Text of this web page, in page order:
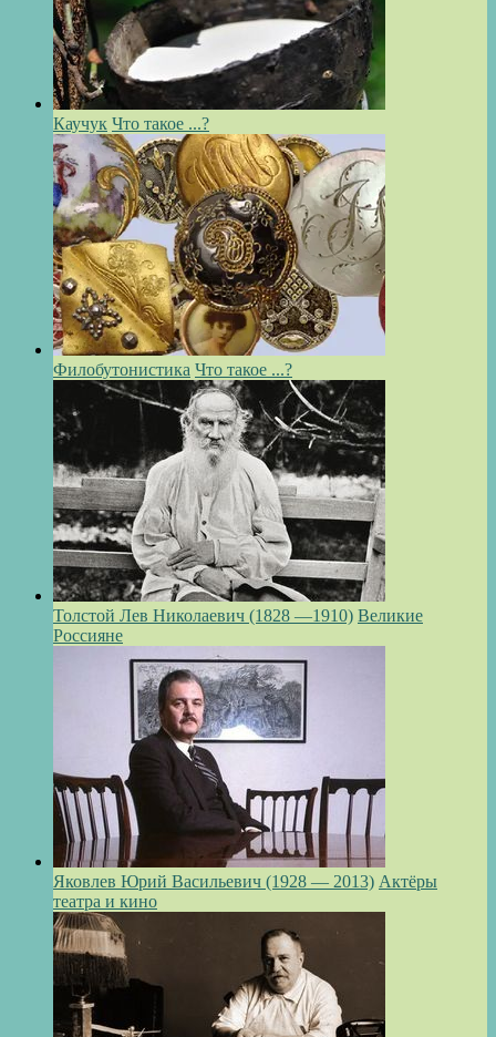
Каучук Что такое ...?
Филобутонистика Что такое ...?
Толстой Лев Николаевич (1828 —1910) Великие
Россияне
Яковлев Юрий Васильевич (1928 — 2013) Актёры
театра и кино